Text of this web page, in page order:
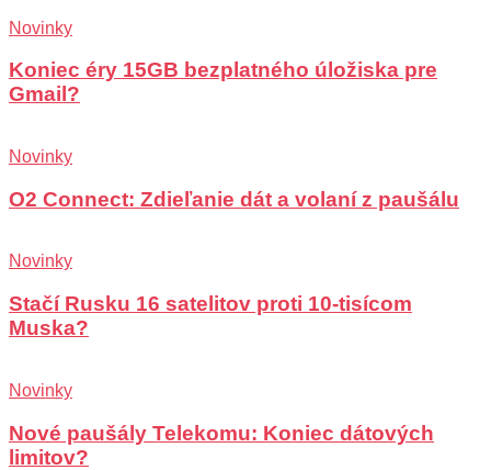
Novinky
Koniec éry 15GB bezplatného úložiska pre
Gmail?
Novinky
O2 Connect: Zdieľanie dát a volaní z paušálu
Novinky
Stačí Rusku 16 satelitov proti 10-tisícom
Muska?
Novinky
Nové paušály Telekomu: Koniec dátových
limitov?